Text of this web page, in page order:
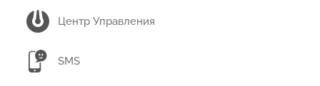
Центр Управления
SMS